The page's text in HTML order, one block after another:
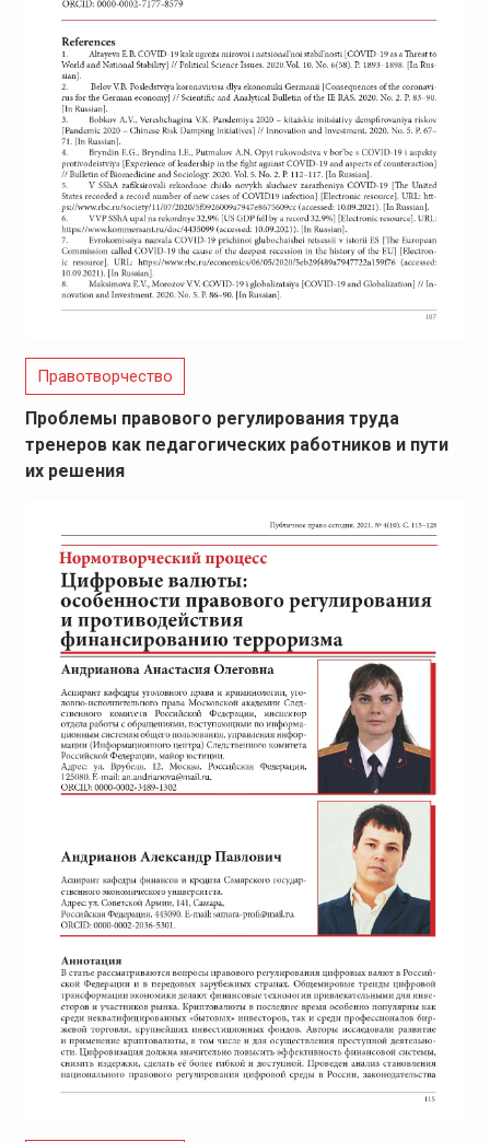
Правотворчество
Проблемы правового регулирования труда
тренеров как педагогических работников и пути
их решения